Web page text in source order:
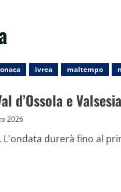
ivrea maltempo
d’Ossola e
2026
L'ondata durerà fino al